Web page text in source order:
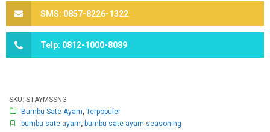
SMS: 0857-8226-1322
Telp: 0812-1000-8089
SKU: STAYMSSNG
Bumbu Sate Ayam, Terpopuler
bumbu sate ayam, bumbu sate ayam seasoning